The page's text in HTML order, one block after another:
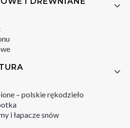
– polskie rękodzieło
i łapacze snów